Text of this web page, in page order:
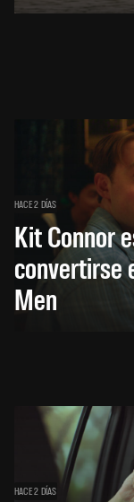
HACE 2 DÍAS
Kit Connor
convertirse
Men
HACE 2 DÍAS